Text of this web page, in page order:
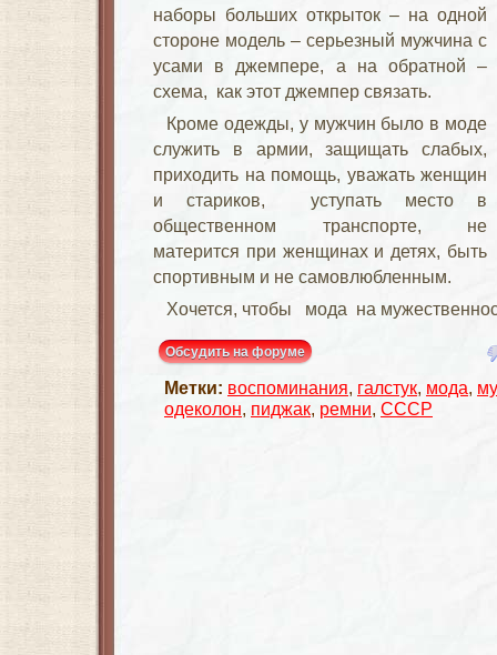
наборы больших открыток – на одной
стороне модель – серьезный мужчина с
усами в джемпере, а на обратной –
схема, как этот джемпер связать.
Кроме одежды, у мужчин было в моде
служить в армии, защищать слабых,
приходить на помощь, уважать женщин
и стариков, уступать место в
общественном транспорте, не
матерится при женщинах и детях, быть
спортивным и не самовлюбленным.
Хочется, чтобы мода на
Обсудить на форуме
Метки: воспоминания, галстук, мода,
одеколон, пиджак, ремни, СССР